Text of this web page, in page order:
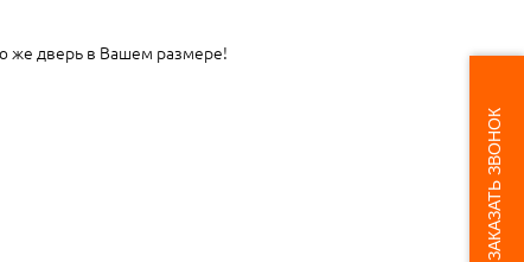
же дверь в Вашем размере!
ЗАКАЗАТЬ ЗВОНОК